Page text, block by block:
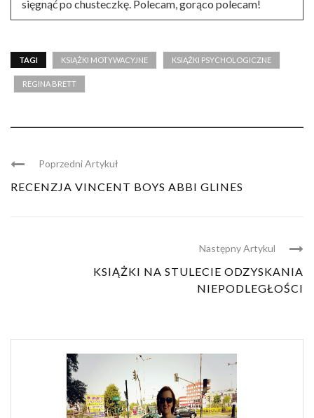
sięgnąć po chusteczkę. Polecam, gorąco polecam!
TAGI KSIĄŻKI MOTYWACYJNE KSIĄŻKI PSYCHOLOGICZNE
REGINA BRETT
Poprzedni Artykuł
RECENZJA VINCENT BOYS ABBI GLINES
Następny Artykul
KSIĄŻKI NA STULECIE ODZYSKANIA
NIEPODLEGŁOŚCI